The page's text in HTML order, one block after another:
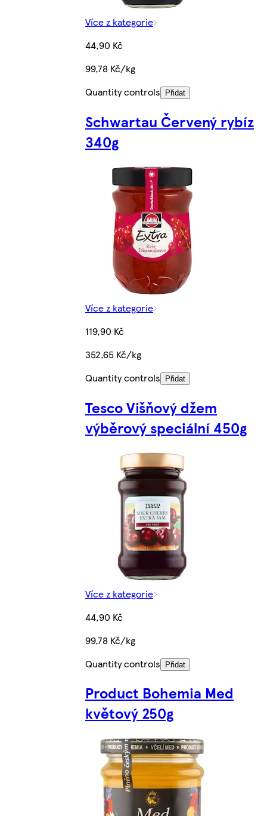
Více z kategorie
44,90 Kč
99,78 Kč/kg
Quantity controls
Přidat
Schwartau Červený rybíz
340g
Více z kategorie
119,90 Kč
352,65 Kč/kg
Quantity controls
Přidat
Tesco Višňový džem
výběrový speciální 450g
Více z kategorie
44,90 Kč
99,78 Kč/kg
Quantity controls
Přidat
Product Bohemia Med
květový 250g